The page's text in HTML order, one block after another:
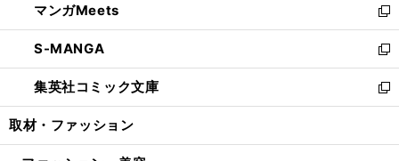
く
で
開
く
ド
ウ
で
開
く
ィ
ン
ド
ウ
で
開
い
ウ
ィ
ン
ド
ウ
開
マンガMeets
新
し
い
ウ
ィ
ン
ウ
S-MANGA
新
し
い
ウ
ン
集英社コミック文庫
新
し
ウ
取材・ファッション